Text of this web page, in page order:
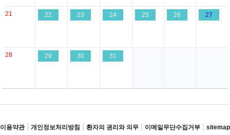
21 22 23 24 25 26 27
28 29 30 31
이용약관 개인정보처리방침 환자의 권리와 의무 이메일무단수집거부 sitemap